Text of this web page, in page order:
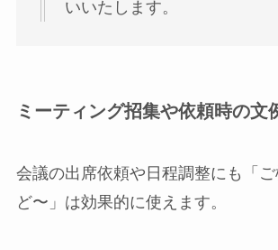
いいたします。
ミーティング招集や依頼時の文
会議の出席依頼や日程調整にも「
ど〜」は効果的に使えます。